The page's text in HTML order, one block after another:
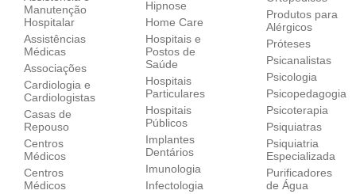
Manutenção
Hospitalar
Assistências
Médicas
Associações
Cardiologia e
Cardiologistas
Casas de
Repouso
Centros
Médicos
Centros
Médicos
Hipnose
Home Care
Hospitais e
Postos de
Saúde
Hospitais
Particulares
Hospitais
Públicos
Implantes
Dentários
Imunologia
Infectologia
Produtos para
Alérgicos
Próteses
Psicanalistas
Psicologia
Psicopedagogia
Psicoterapia
Psiquiatras
Psiquiatria
Especializada
Purificadores
de Água